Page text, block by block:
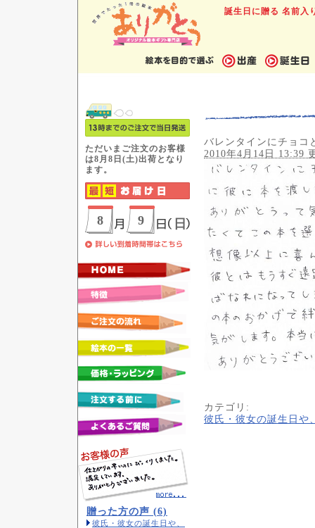
誕生日に贈る 名前入
贈った方の声 (6)
彼氏・彼女の誕生日や、
バレンタインにチョコ
2010年4月14日 13:39
カテゴリ :
彼氏・彼女の誕生日や